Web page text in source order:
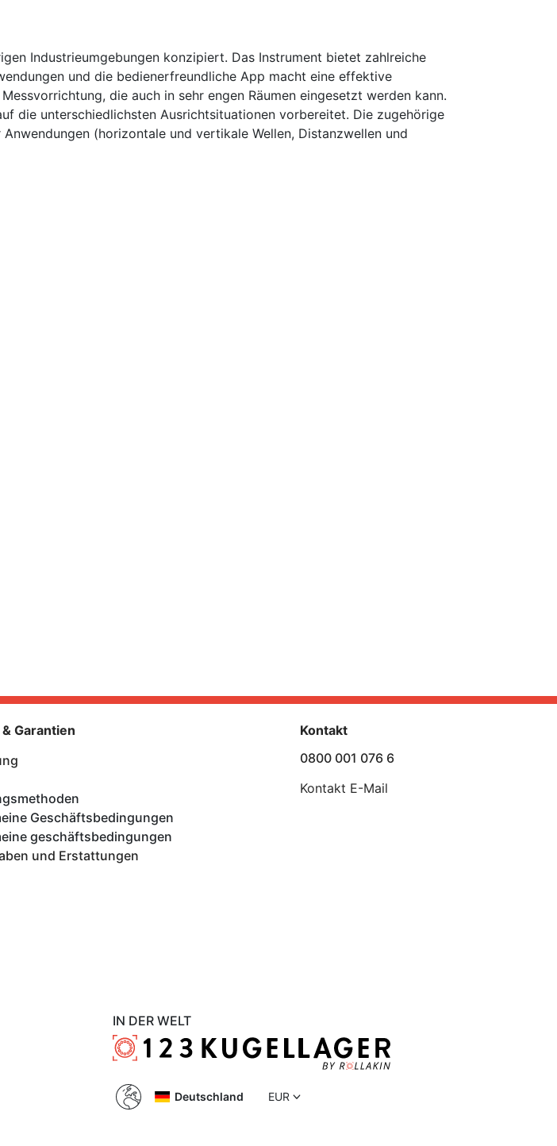
Industrieumgebungen konzipiert. Das Instrument bietet zahlreiche
und die bedienerfreundliche App macht eine effektive
die auch in sehr engen Räumen eingesetzt werden kann.
die unterschiedlichsten Ausrichtsituationen vorbereitet. Die zugehörige
(horizontale und vertikale Wellen, Distanzwellen und
Garantien
Geschäftsbedingungen
geschäftsbedingungen
und Erstattungen
Kontakt
0800 001 076 6
Kontakt E-Mail
IN DER WELT
Deutschland EUR